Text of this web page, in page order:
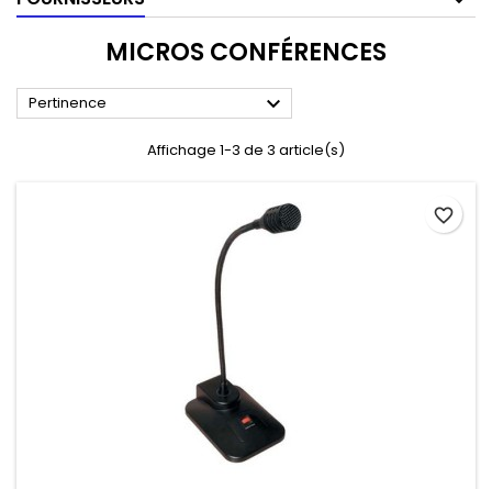
MICROS CONFÉRENCES
Pertinence 
Affichage 1-3 de 3 article(s)
favorite_border